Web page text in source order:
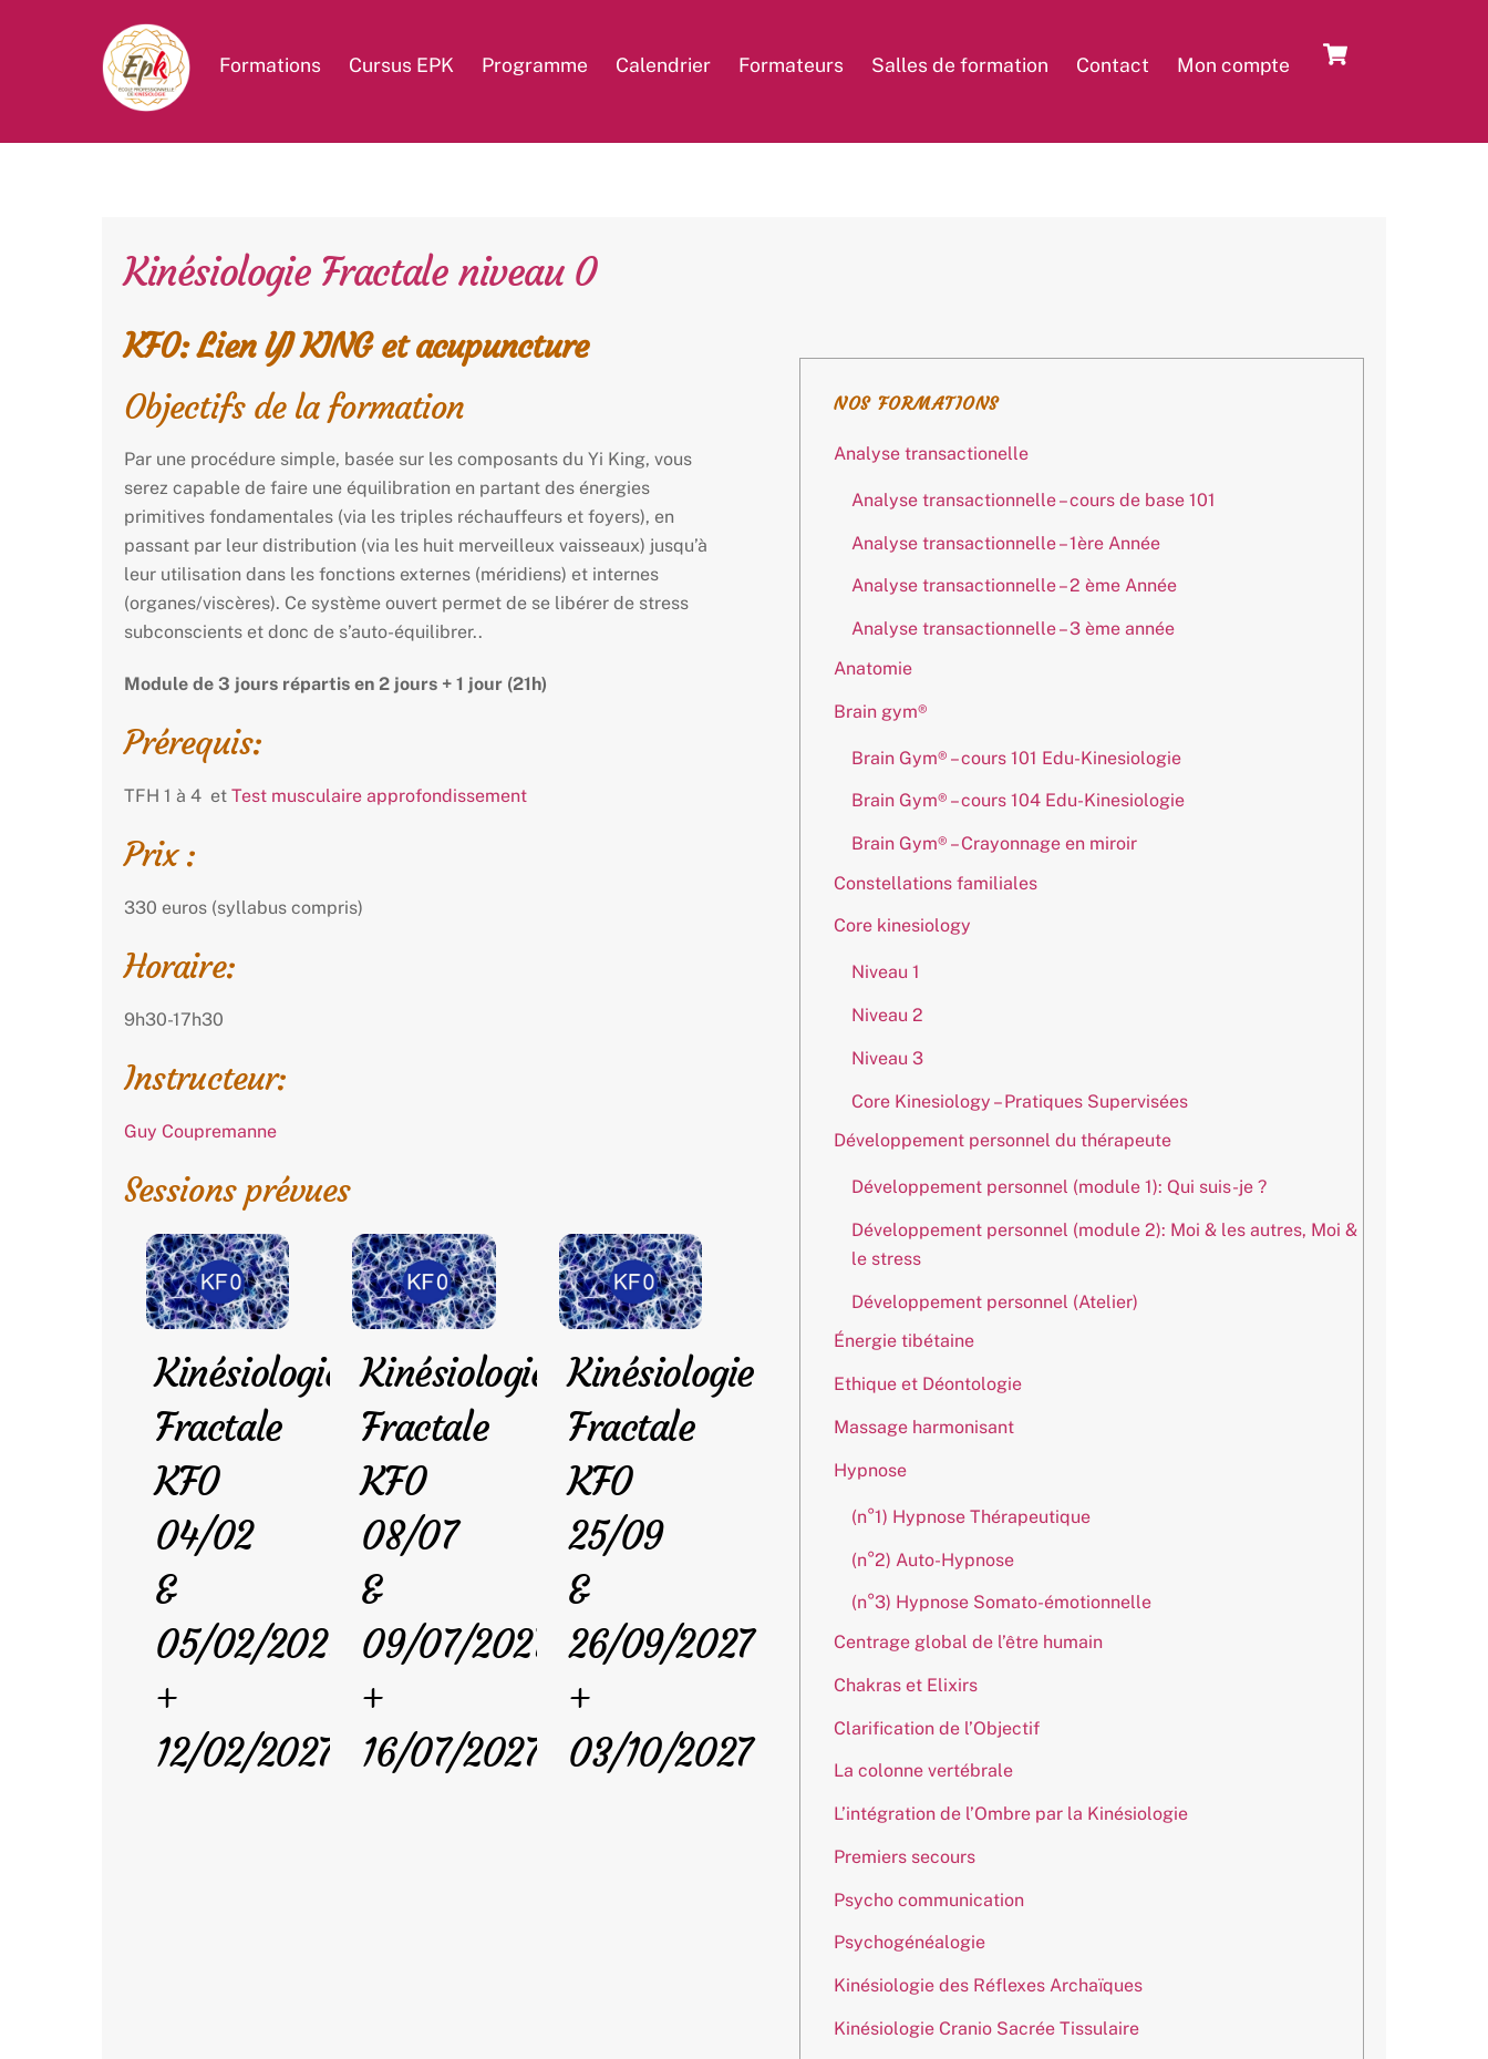
Formations Cursus EPK Programme Calendrier Formateurs Salles de formation Contact Mon compte
Kinésiologie Fractale niveau 0
KF0: Lien YI KING et acupuncture
Objectifs de la formation
Par une procédure simple, basée sur les composants du Yi King, vous
serez capable de faire une équilibration en partant des énergies
primitives fondamentales (via les triples réchauffeurs et foyers), en
passant par leur distribution (via les huit merveilleux vaisseaux) jusqu’à
leur utilisation dans les fonctions externes (méridiens) et internes
(organes/viscères). Ce système ouvert permet de se libérer de stress
subconscients et donc de s’auto-équilibrer..
Module de 3 jours répartis en 2 jours + 1 jour (21h)
Prérequis:
TFH 1 à 4 et Test musculaire approfondissement
Prix :
330 euros (syllabus compris)
Horaire:
9h30-17h30
Instructeur:
Guy Coupremanne
Sessions prévues
Kinésiologie
Fractale
KF0
04/02
&
05/02/2027
+
12/02/2027
Kinésiologie
Fractale
KF0
08/07
&
09/07/2027
+
16/07/2027
Kinésiologie
Fractale
KF0
25/09
&
26/09/2027
+
03/10/2027
NOS FORMATIONS
Analyse transactionelle
Analyse transactionnelle – cours de base 101
Analyse transactionnelle – 1ère Année
Analyse transactionnelle – 2 ème Année
Analyse transactionnelle – 3 ème année
Anatomie
Brain gym®
Brain Gym® – cours 101 Edu-Kinesiologie
Brain Gym® – cours 104 Edu-Kinesiologie
Brain Gym® – Crayonnage en miroir
Constellations familiales
Core kinesiology
Niveau 1
Niveau 2
Niveau 3
Core Kinesiology – Pratiques Supervisées
Développement personnel du thérapeute
Développement personnel (module 1): Qui suis-je ?
Développement personnel (module 2): Moi & les autres, Moi &
le stress
Développement personnel (Atelier)
Énergie tibétaine
Ethique et Déontologie
Massage harmonisant
Hypnose
(n°1) Hypnose Thérapeutique
(n°2) Auto-Hypnose
(n°3) Hypnose Somato-émotionnelle
Centrage global de l’être humain
Chakras et Elixirs
Clarification de l’Objectif
La colonne vertébrale
L’intégration de l’Ombre par la Kinésiologie
Premiers secours
Psycho communication
Psychogénéalogie
Kinésiologie des Réflexes Archaïques
Kinésiologie Cranio Sacrée Tissulaire